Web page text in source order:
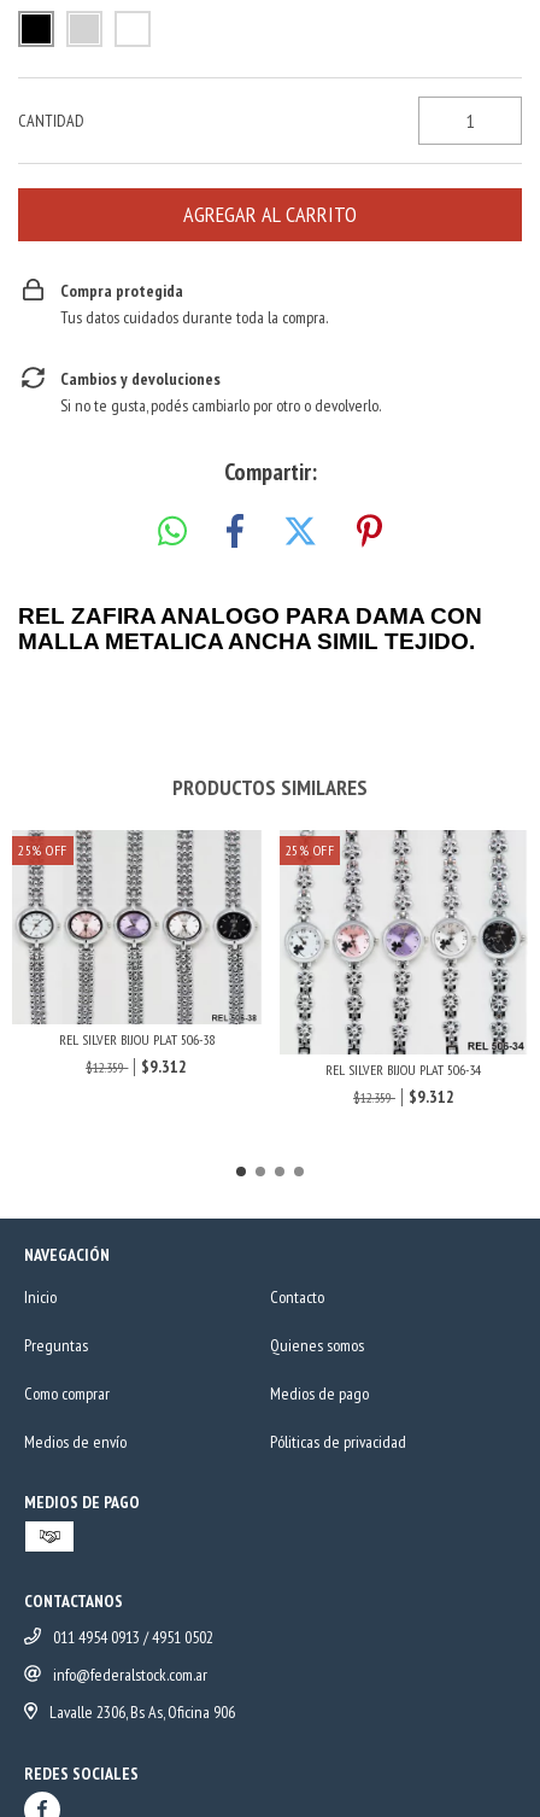
CANTIDAD
Compra protegida
Tus datos cuidados durante toda la compra.
Cambios y devoluciones
Si no te gusta, podés cambiarlo por otro o devolverlo.
Compartir:
REL ZAFIRA ANALOGO PARA DAMA CON
MALLA METALICA ANCHA SIMIL TEJIDO.
PRODUCTOS SIMILARES
25% OFF
REL SILVER BIJOU PLAT 506-38
$12.359
$9.312
25 % OFF
REL SILVER BIJOU PLAT 506-34
$12.359
$9.312
NAVEGACIÓN
Inicio
Contacto
Preguntas Quienes somos
Como comprar Medios de pago
Medios de envío Póliticas de privacidad
MEDIOS DE PAGO
CONTACTANOS
011 4954 0913 / 4951 0502
info@federalstock.com.ar
Lavalle 2306, Bs As, Oficina 906
REDES SOCIALES